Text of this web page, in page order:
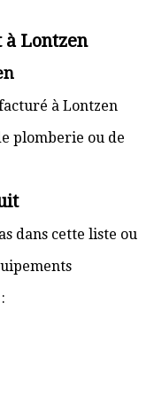
à Lontzen
à Lontzen
plomberie ou de
dans cette liste ou